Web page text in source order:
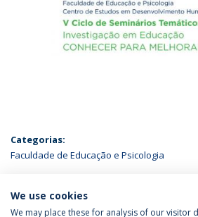
Categorias:
Faculdade de Educação e Psicologia
ÚLTIMAS NOTÍCIAS
We use cookies
We may place these for analysis of our visitor